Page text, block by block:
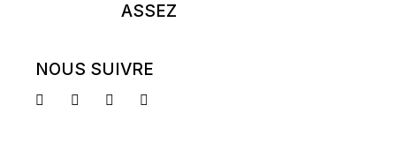
ASSEZ
NOUS SUIVRE